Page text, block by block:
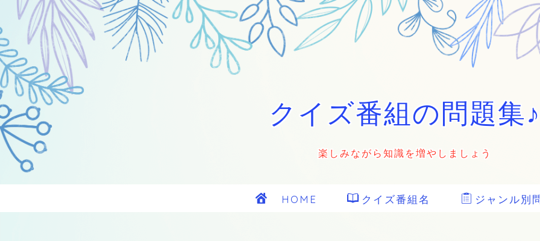
クイズ番組の問題集
楽しみながら知識を増やしましょう
HOME クイズ番組名 ジャンル別